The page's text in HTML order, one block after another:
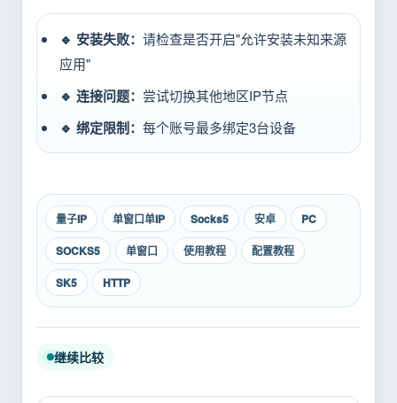
🔹 安装失败： 请检查是否开启"允许安装未知来源
应用"
🔹 连接问题： 尝试切换其他地区IP节点
🔹 绑定限制： 每个账号最多绑定3台设备
量子IP 单窗口单IP Socks5 安卓
PC
SOCKS5
单窗口 使用教程
配置教程
SK5
HTTP
继续比较